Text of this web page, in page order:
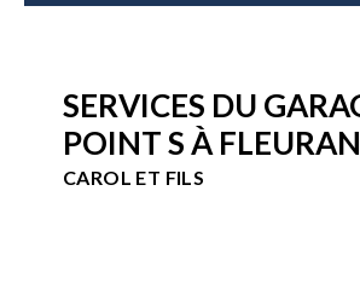
SERVICES DU
POINT S À
CAROL ET FILS